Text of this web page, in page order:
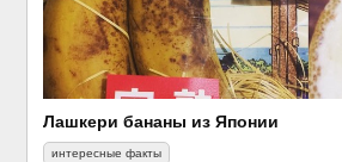
Лашкери бананы из Японии
интересные факты